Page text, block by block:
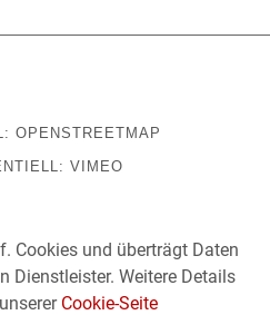
OPENSTREETMAP
VIMEO
Cookies und überträgt Daten
Dienstleister. Weitere Details
Cookie-Seite